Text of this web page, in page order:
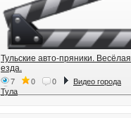
Тульские авто-пряники. Весёлая
езда.
7 0 0
Видео города
Тула